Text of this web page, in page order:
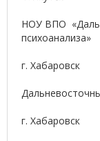
НОУ ВПО
психоанализа»
г. Хабаровск
г. Хабаровск